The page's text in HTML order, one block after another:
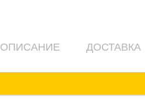
ОПИСАНИЕ ДОСТАВКА